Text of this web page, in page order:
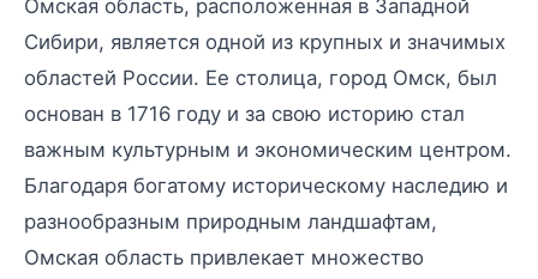
Омская область, расположенная в Западной
Сибири, является одной из крупных и значимых
областей России. Ее столица, город Омск, был
основан в 1716 году и за свою историю стал
важным культурным и экономическим центром.
Благодаря богатому историческому наследию и
разнообразным природным ландшафтам,
Омская область привлекает множество